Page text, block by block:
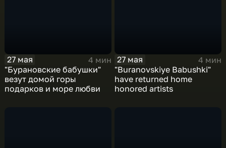
27 мая
4 мин
"Бурановские бабушки"
везут домой горы
подарков и море любви
27 мая
4 мин
"Buranovskiye Babushki"
have returned home
honored artists